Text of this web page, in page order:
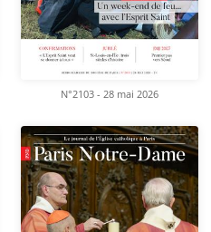
N°2103 - 28 mai 2026